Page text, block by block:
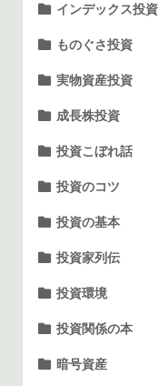
インデックス投資
ものぐさ投資
実物資産投資
成長株投資
投資こぼれ話
投資のコツ
投資の基本
投資家列伝
投資環境
投資関係の本
暗号資産